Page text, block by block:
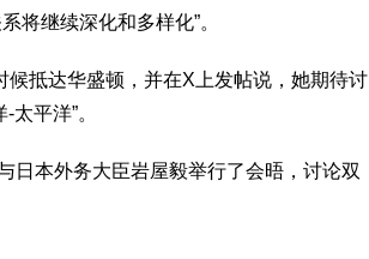
将继续深化和多样化”。
抵达华盛顿，并在X上发帖说，她期待讨
平洋”。
本外务大臣岩屋毅举行了会晤，讨论双